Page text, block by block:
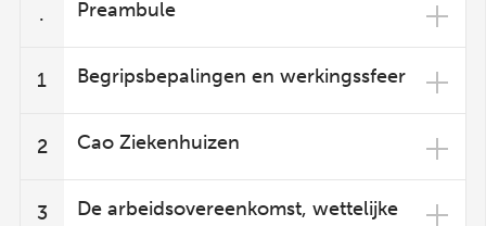
. Preambule
1 Begripsbepalingen en werkingssfeer
2 Cao Ziekenhuizen
3
De arbeidsovereenkomst, wettelijke